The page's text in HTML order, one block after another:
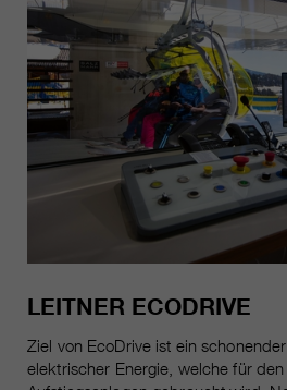
LEITNER ECODRIVE
Ziel von EcoDrive ist ein
elektrischer Energie, welche für